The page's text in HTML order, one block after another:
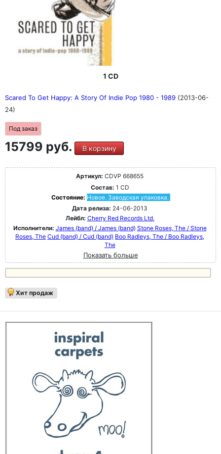
1 CD
Scared To Get Happy: A Story Of Indie Pop 1980 - 1989 (2013-06-
24)
Под заказ
15799 руб. В корзину
Артикул: CDVP 668655
Состав: 1 CD
Состояние: Новое. Заводская упаковка.
Дата релиза: 24-06-2013
Лейбл: Cherry Red Records Ltd.
Исполнители: James (band) / James (band) Stone Roses, The / Stone
Roses, The Cud (band) / Cud (band) Boo Radleys, The / Boo Radleys,
The
Показать больше
Хит продаж